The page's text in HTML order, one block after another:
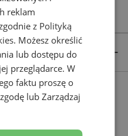
reklam
z Polityką
. Możesz określić
lub dostępu do
przeglądarce. W
faktu proszę o
lub Zarządzaj